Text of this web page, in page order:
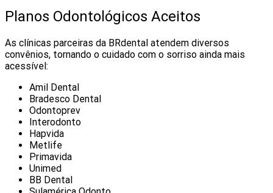
Planos Odontológicos Aceitos
As clínicas parceiras da BRdental atendem diversos
convênios, tornando o cuidado com o sorriso ainda mais
acessível:
Amil Dental
Bradesco Dental
Odontoprev
Interodonto
Hapvida
Metlife
Primavida
Unimed
BB Dental